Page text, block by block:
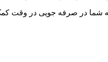
می کند این پرینتر در ابعاد 33.8 × 59.9 × 54.5